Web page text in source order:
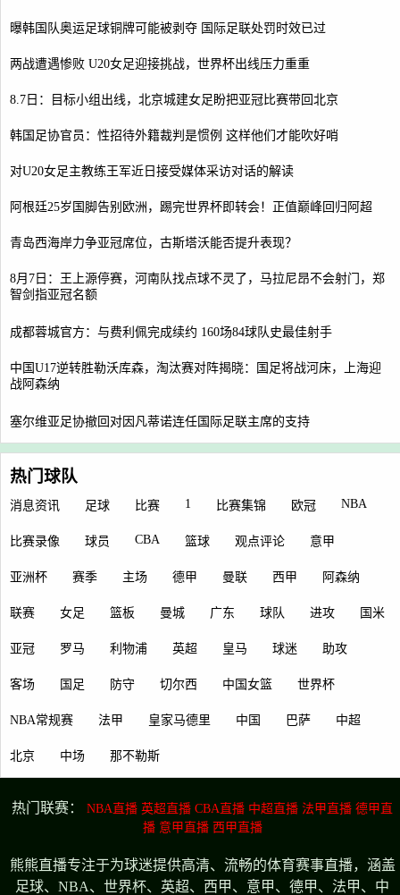
曝韩国队奥运足球铜牌可能被剥夺 国际足联处罚时效已过
两战遭遇惨败 U20女足迎接挑战，世界杯出线压力重重
8.7日：目标小组出线，北京城建女足盼把亚冠比赛带回北京
韩国足协官员：性招待外籍裁判是惯例 这样他们才能吹好哨
对U20女足主教练王军近日接受媒体采访对话的解读
阿根廷25岁国脚告别欧洲，踢完世界杯即转会！正值巅峰回归阿超
青岛西海岸力争亚冠席位，古斯塔沃能否提升表现？
8月7日：王上源停赛，河南队找点球不灵了，马拉尼昂不会射门，郑
智剑指亚冠名额
成都蓉城官方：与费利佩完成续约 160场84球队史最佳射手
中国U17逆转胜勒沃库森，淘汰赛对阵揭晓：国足将战河床，上海迎
战阿森纳
塞尔维亚足协撤回对因凡蒂诺连任国际足联主席的支持
热门球队
消息资讯 足球 比赛 1 比赛集锦 欧冠 NBA
比赛录像 球员 CBA 篮球 观点评论 意甲
亚洲杯 赛季 主场 德甲 曼联 西甲 阿森纳
联赛 女足 篮板 曼城 广东 球队 进攻 国米
亚冠 罗马 利物浦 英超 皇马 球迷 助攻
客场 国足 防守 切尔西 中国女篮 世界杯
NBA常规赛 法甲 皇家马德里 中国 巴萨 中超
北京 中场 那不勒斯
热门联赛： NBA直播 英超直播 CBA直播 中超直播 法甲直播 德甲直
播 意甲直播 西甲直播
熊熊直播专注于为球迷提供高清、流畅的体育赛事直播，涵盖
足球、NBA、世界杯、英超、西甲、意甲、德甲、法甲、中